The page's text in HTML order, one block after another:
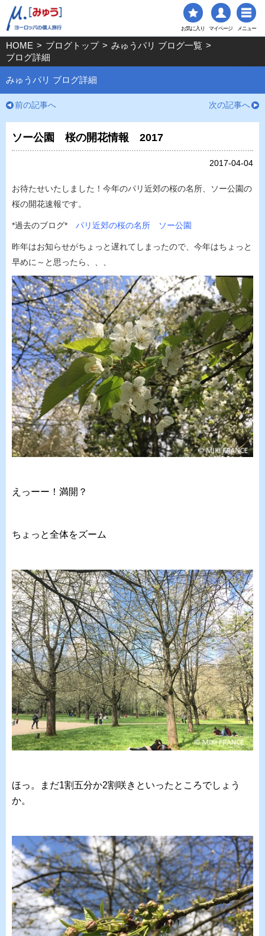
お気に入り マイページ メニュー
HOME > ブログトップ > みゅうパリ ブログ一覧 >
ブログ詳細
みゅうパリ ブログ詳細
前の記事へ 次の記事へ
ソー公園 桜の開花情報 2017
2017-04-04
お待たせいたしました！今年のパリ近郊の桜の名所、ソー公園の
桜の開花速報です。
*過去のブログ* パリ近郊の桜の名所 ソー公園
昨年はお知らせがちょっと遅れてしまったので、今年はちょっと
早めに～と思ったら、、、
えっーー！満開？
ちょっと全体をズーム
ほっ。まだ1割五分か2割咲きといったところでしょう
か。